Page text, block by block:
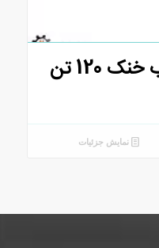
قیمت چیلر تراکمی آب خنک 120 تن
نمایش جزئیات